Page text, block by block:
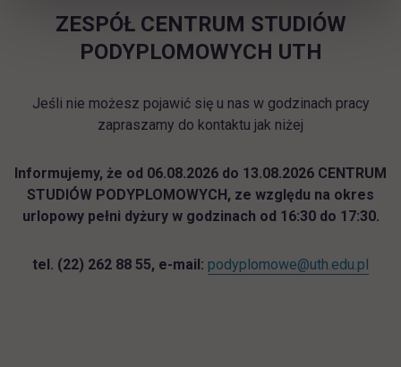
ZESPÓŁ CENTRUM STUDIÓW
PODYPLOMOWYCH UTH
Jeśli nie możesz pojawić się u nas w godzinach pracy
zapraszamy do kontaktu jak niżej
Informujemy, że od 06.08.2026 do 13.08.2026 CENTRUM
STUDIÓW PODYPLOMOWYCH, ze względu na okres
urlopowy pełni dyżury w godzinach od 16:30 do 17:30.
tel. (22) 262 88 55, e-mail: podyplomowe@uth.edu.pl